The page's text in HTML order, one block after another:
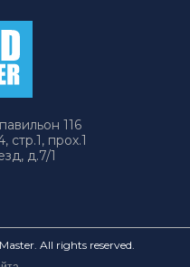
116
прох.1
д.7/1
All rights reserved.